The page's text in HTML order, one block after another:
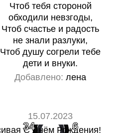
Чтоб тебя стороной
обходили невзгоды,
Чтоб счастье и радость
не знали разлуки,
Чтоб душу согрели тебе
дети и внуки.
Добавлено: лена
15.07.2023
34 6